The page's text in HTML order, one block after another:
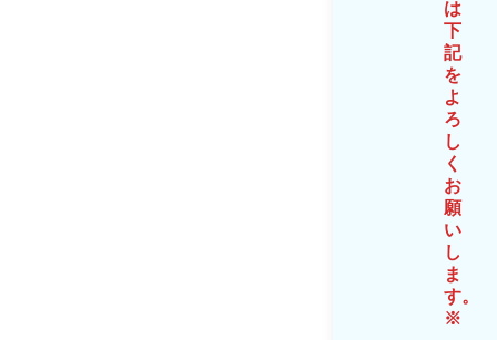
は
下
記
を
よ
ろ
し
く
お
願
い
し
ま
す。
※